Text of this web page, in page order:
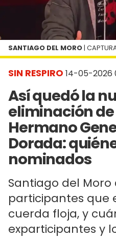
SIN RESPIRO 14-05-2026
Así quedó la
eliminación
Hermano
Dorada:
nominados
Santiago del Moro
participantes que
cuerda floja, y
exparticipantes y
SANTIAGO DEL MORO |